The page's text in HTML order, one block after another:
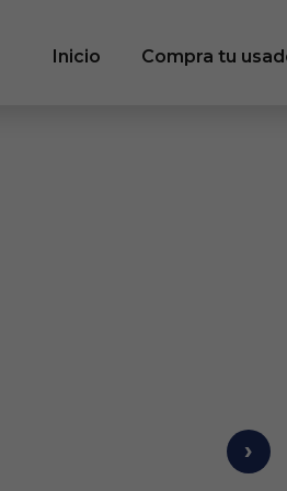
Inicio Compra tu
›